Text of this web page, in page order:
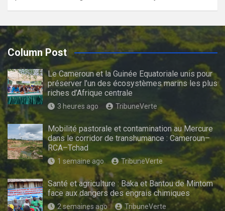
Column Post
Le Cameroun et la Guinée Equatoriale unis pour
préserver l’un des écosystèmes marins les plus
riches d’Afrique centrale
3 heures ago TribuneVerte
Mobilité pastorale et contamination au Mercure
dans le corridor de transhumance : Cameroun–
RCA–Tchad
1 semaine ago TribuneVerte
Santé et agriculture : Baka et Bantou de Mintom
face aux dangers des engrais chimiques
2 semaines ago TribuneVerte